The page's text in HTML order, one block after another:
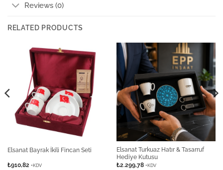
Reviews (0)
RELATED PRODUCTS
Elsanat Bayrak İkili Fincan Seti
₺910,82 +KDV
Elsanat Turkuaz Hatır & Tasarruf
Hediye Kutusu
₺2.299,78 +KDV